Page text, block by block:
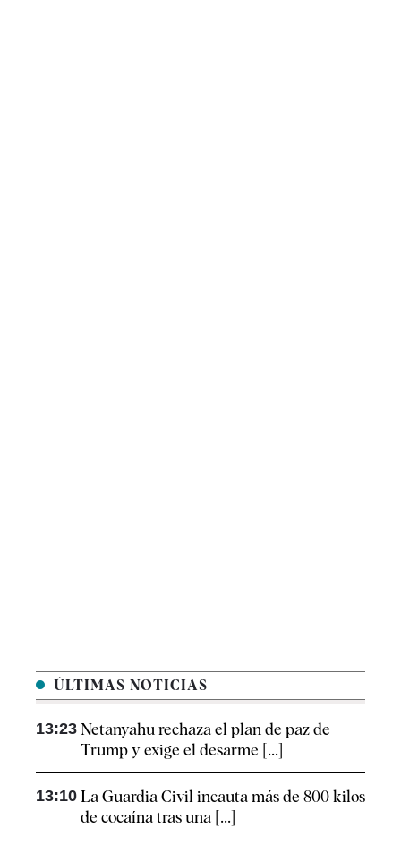
ÚLTIMAS NOTICIAS
13:23 Netanyahu rechaza el plan de paz de
Trump y exige el desarme [...]
13:10 La Guardia Civil incauta más de 800 kilos
de cocaína tras una [...]